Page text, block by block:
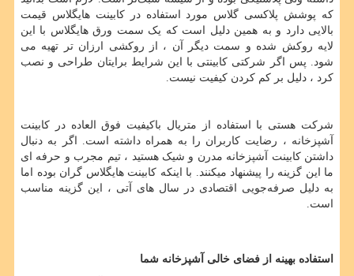
که پوشش پلاکسی گلاس مورد استفاده در کابینت هایگلاس قیمت
بالایی دارد و به همین دلیل است که یک سمت ورق هایگلاس با این
لایه روکش شده و سمت دیگر آن ، از روکشی ارزان تر تهیه می
شود. پس اگر شرکتی کابینتی با این شرایط برایتان طراحی و نصب
کرد ، دلیل بر کم کردن کیفیت نیست.
شرکت هستی با استفاده از متریال باکیفیت فوق العاده در کابینت
آشپزخانه ، رضایت کاربران را به همراه داشته است. اگر به دنبال
داشتن کابینت آشپزخانه مدرن و شیک هستید ، تیم مجرب و حرفه ای
ما این گزینه را پیشنهاد میکنند. با اینکه کابینت هایگلاس گران بوده اما
به دلیل صرفه‌جویی اقتصادی در سال های آتی ، این گزینه مناسب
است.
استفاده بهینه از فضای خالی آشپزخانه شما